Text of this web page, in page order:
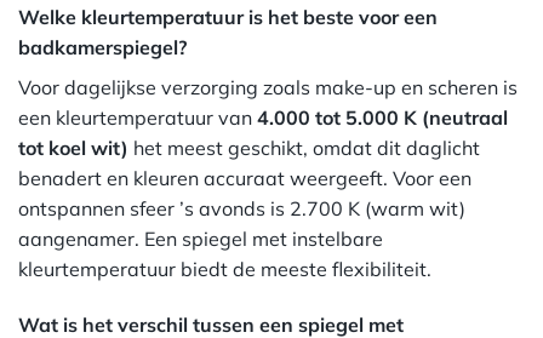
Welke kleurtemperatuur is het beste voor een
badkamerspiegel?
Voor dagelijkse verzorging zoals make-up en scheren is
een kleurtemperatuur van 4.000 tot 5.000 K (neutraal
tot koel wit) het meest geschikt, omdat dit daglicht
benadert en kleuren accuraat weergeeft. Voor een
ontspannen sfeer ’s avonds is 2.700 K (warm wit)
aangenamer. Een spiegel met instelbare
kleurtemperatuur biedt de meeste flexibiliteit.
Wat is het verschil tussen een spiegel met